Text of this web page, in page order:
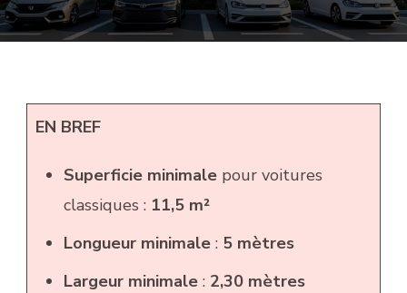
EN BREF
Superficie minimalepour voitures
classiques : 11,5 m²
Longueur minimale: 5 mètres
Largeur minimale: 2,30 mètres